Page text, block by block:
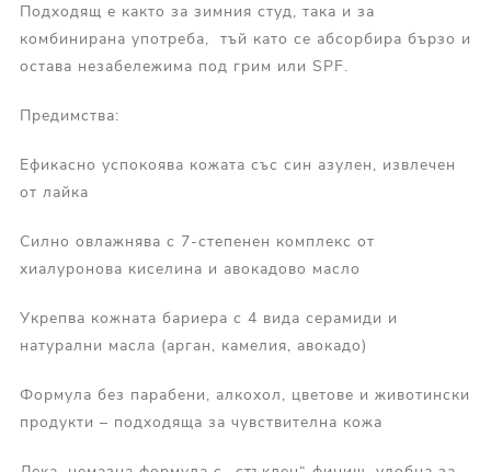
Подходящ е както за зимния студ, така и за
комбинирана употреба, тъй като се абсорбира бързо и
остава незабележима под грим или SPF.
Предимства:
Ефикасно успокоява кожата със син азулен, извлечен
от лайка
Силно овлажнява с 7‑степенен комплекс от
хиалуронова киселина и авокадово масло
Укрепва кожната бариера с 4 вида серамиди и
натурални масла (арган, камелия, авокадо)
Формула без парабени, алкохол, цветове и животински
продукти – подходяща за чувствителна кожа